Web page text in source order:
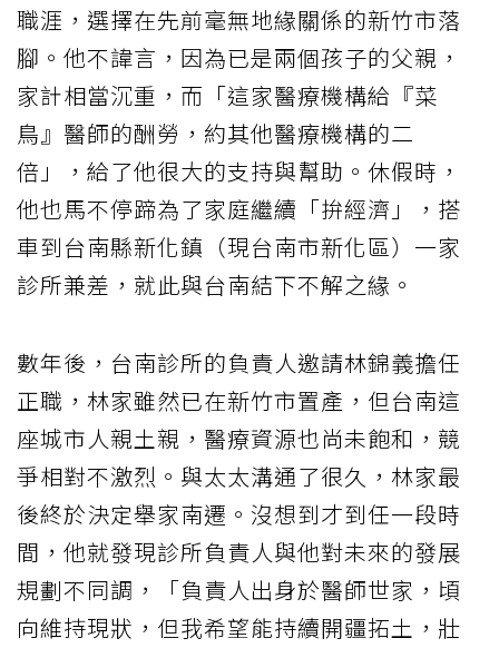
職涯，選擇在先前毫無地緣關係的新竹市落
腳。他不諱言，因為已是兩個孩子的父親，
家計相當沉重，而「這家醫療機構給『菜
鳥』醫師的酬勞，約其他醫療機構的二
倍」，給了他很大的支持與幫助。休假時，
他也馬不停蹄為了家庭繼續「拚經濟」，搭
車到台南縣新化鎮（現台南市新化區）一家
診所兼差，就此與台南結下不解之緣。
數年後，台南診所的負責人邀請林錦義擔任
正職，林家雖然已在新竹市置產，但台南這
座城市人親土親，醫療資源也尚未飽和，競
爭相對不激烈。與太太溝通了很久，林家最
後終於決定舉家南遷。沒想到才到任一段時
間，他就發現診所負責人與他對未來的發展
規劃不同調，「負責人出身於醫師世家，頃
向維持現狀，但我希望能持續開疆拓土，壯